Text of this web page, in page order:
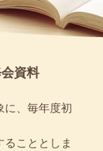
資料
に、毎年度初
こととしま